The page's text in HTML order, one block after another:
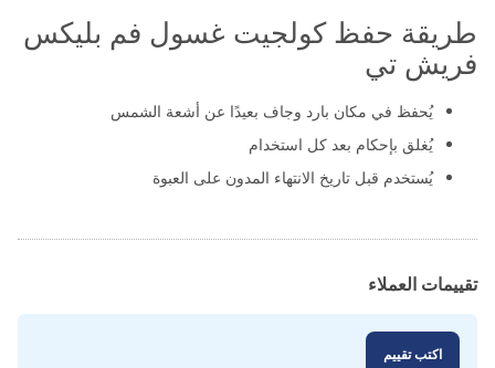
طريقة حفظ كولجيت غسول فم بليكس
فريش تي
يُحفظ في مكان بارد وجاف بعيدًا عن أشعة الشمس
يُغلق بإحكام بعد كل استخدام
يُستخدم قبل تاريخ الانتهاء المدون على العبوة
تقييمات العملاء
اكتب تقييم